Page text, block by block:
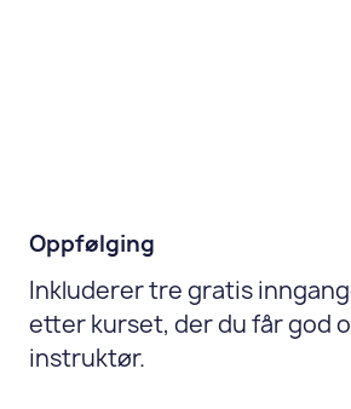
Oppfølging
Inkluderer tre gratis
etter kurset, der du får god
instruktør.